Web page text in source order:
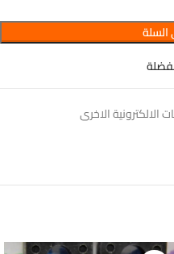
السلة
الالكترونية الاخرى